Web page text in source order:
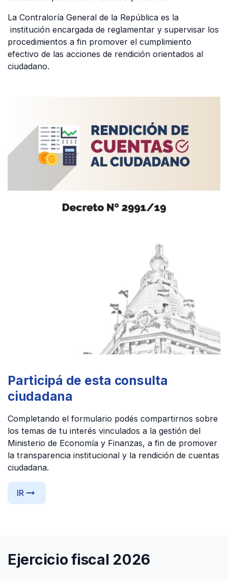
La Contraloría General de la República es la
institución encargada de reglamentar y supervisar los
procedimientos a fin promover el cumplimiento
efectivo de las acciones de rendición orientados al
ciudadano.
Participá de esta consulta
ciudadana
Completando el formulario podés compartirnos sobre
los temas de tu interés vinculados a la gestión del
Ministerio de Economía y Finanzas, a fin de promover
la transparencia institucional y la rendición de cuentas
ciudadana.
IR arrow_right_alt
Ejercicio fiscal 2026